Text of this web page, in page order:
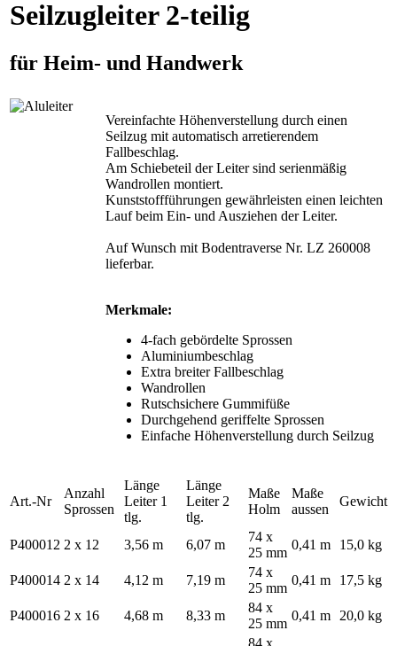
Seilzugleiter 2-teilig
für Heim- und Handwerk
Vereinfachte Höhenverstellung durch einen
Seilzug mit automatisch arretierendem
Fallbeschlag.
Am Schiebeteil der Leiter sind serienmäßig
Wandrollen montiert.
Kunststoffführungen gewährleisten einen leichten
Lauf beim Ein- und Ausziehen der Leiter.
Auf Wunsch mit Bodentraverse Nr. LZ 260008
lieferbar.
Merkmale:
4-fach gebördelte Sprossen
Aluminiumbeschlag
Extra breiter Fallbeschlag
Wandrollen
Rutschsichere Gummifüße
Durchgehend geriffelte Sprossen
Einfache Höhenverstellung durch Seilzug
Art.-Nr
Anzahl
Sprossen
Länge
Leiter 1
tlg.
Länge
Leiter 2
tlg.
Maße
Holm
Maße
aussen
Gewicht
P400012 2 x 12 3,56 m 6,07 m
74 x
25 mm
0,41 m 15,0 kg
P400014 2 x 14 4,12 m 7,19 m
74 x
25 mm
0,41 m 17,5 kg
P400016 2 x 16 4,68 m 8,33 m
84 x
25 mm
0,41 m 20,0 kg
84 x